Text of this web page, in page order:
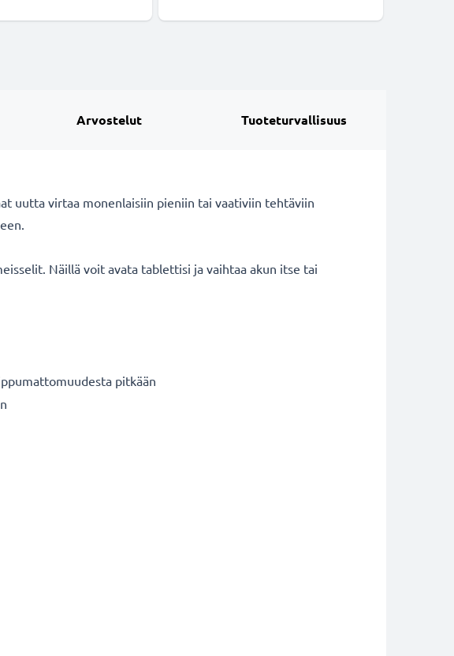
Arvostelut Tuoteturvallisuus
uutta virtaa monenlaisiin pieniin tai vaativiin tehtäviin
Näillä voit avata tablettisi ja vaihtaa akun itse tai
pitkään